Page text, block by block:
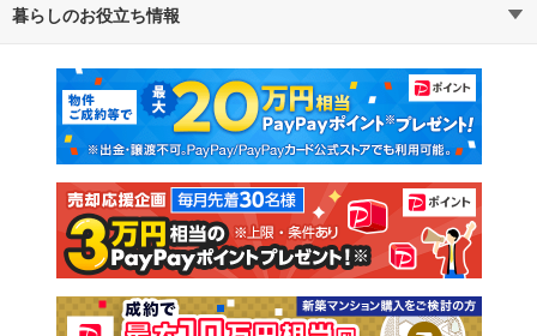
通勤・通学時間から探す
不動産・住宅
新築マンション 中古マンション
新築一戸建て 中古一戸建て
注文住宅 土地
売却査定
暮らしのお役立ち情報
マンションカタログ 教えて！住まいの先生